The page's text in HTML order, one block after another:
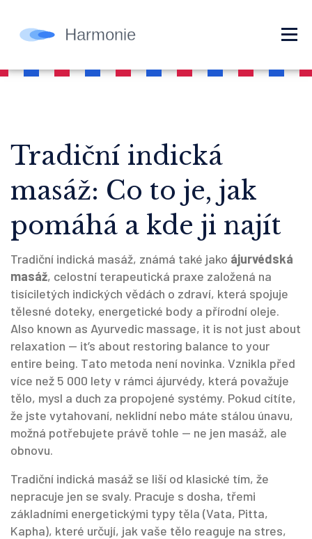
Tradiční indická
masáž: Co to je, jak
pomáhá a kde ji najít
Tradiční indická masáž, známá také jako ájurvédská
masáž, celostní terapeutická praxe založená na
tisíciletých indických vědách o zdraví, která spojuje
tělesné doteky, energetické body a přírodní oleje.
Also known as Ayurvedic massage, it is not just about
relaxation — it’s about restoring balance to your
entire being. Tato metoda není novinka. Vznikla před
více než 5 000 lety v rámci ájurvédy, která považuje
tělo, mysl a duch za propojené systémy. Pokud cítíte,
že jste vytahovaní, neklidní nebo máte stálou únavu,
možná potřebujete právě tohle — ne jen masáž, ale
obnovu.
Tradiční indická masáž se liší od klasické tím, že
nepracuje jen se svaly. Pracuje s dosha, třemi
základními energetickými typy těla (Vata, Pitta,
Kapha), které určují, jak vaše tělo reaguje na stres,